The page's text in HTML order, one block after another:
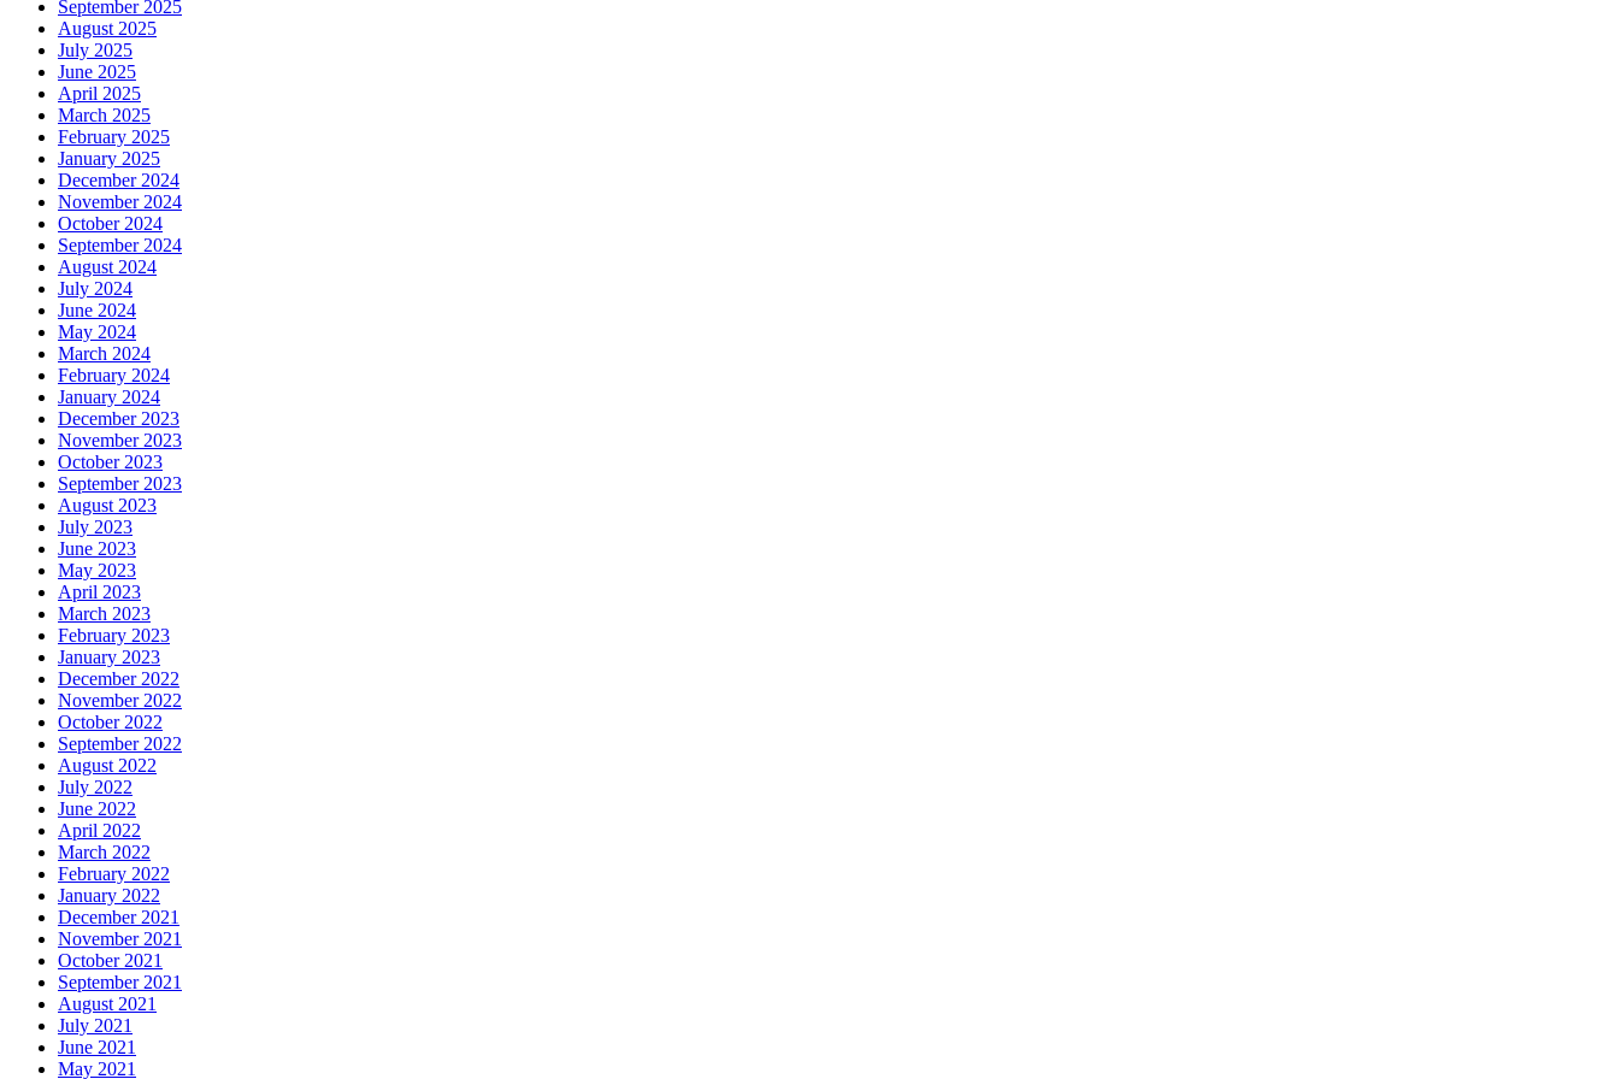
September 2025
August 2025
July 2025
June 2025
April 2025
March 2025
February 2025
January 2025
December 2024
November 2024
October 2024
September 2024
August 2024
July 2024
June 2024
May 2024
March 2024
February 2024
January 2024
December 2023
November 2023
October 2023
September 2023
August 2023
July 2023
June 2023
May 2023
April 2023
March 2023
February 2023
January 2023
December 2022
November 2022
October 2022
September 2022
August 2022
July 2022
June 2022
April 2022
March 2022
February 2022
January 2022
December 2021
November 2021
October 2021
September 2021
August 2021
July 2021
June 2021
May 2021